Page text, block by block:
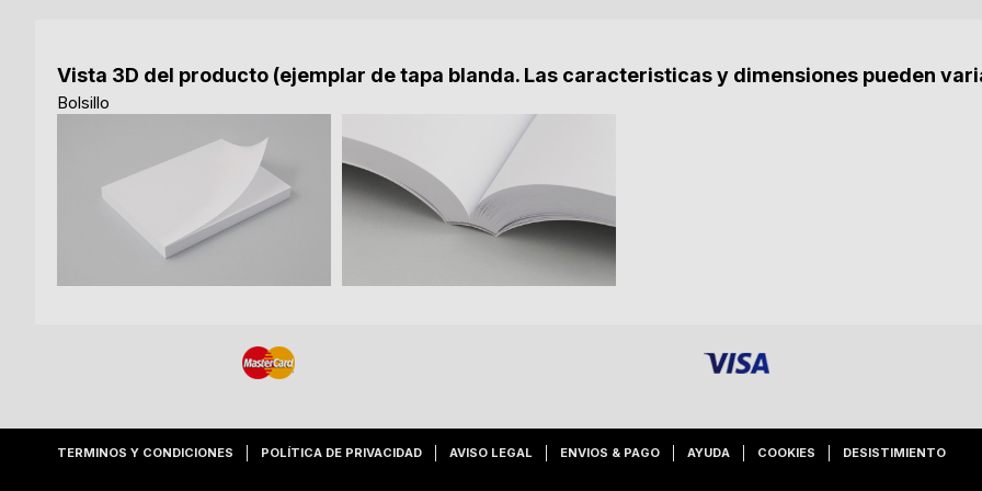
Vista 3D del producto (ejemplar de tapa blanda. Las caracteristicas y dimensiones pueden
Bolsillo
TERMINOS Y CONDICIONES POLÍTICA DE PRIVACIDAD AVISO LEGAL ENVIOS & PAGO AYUDA COOKIES DESISTIMIENTO